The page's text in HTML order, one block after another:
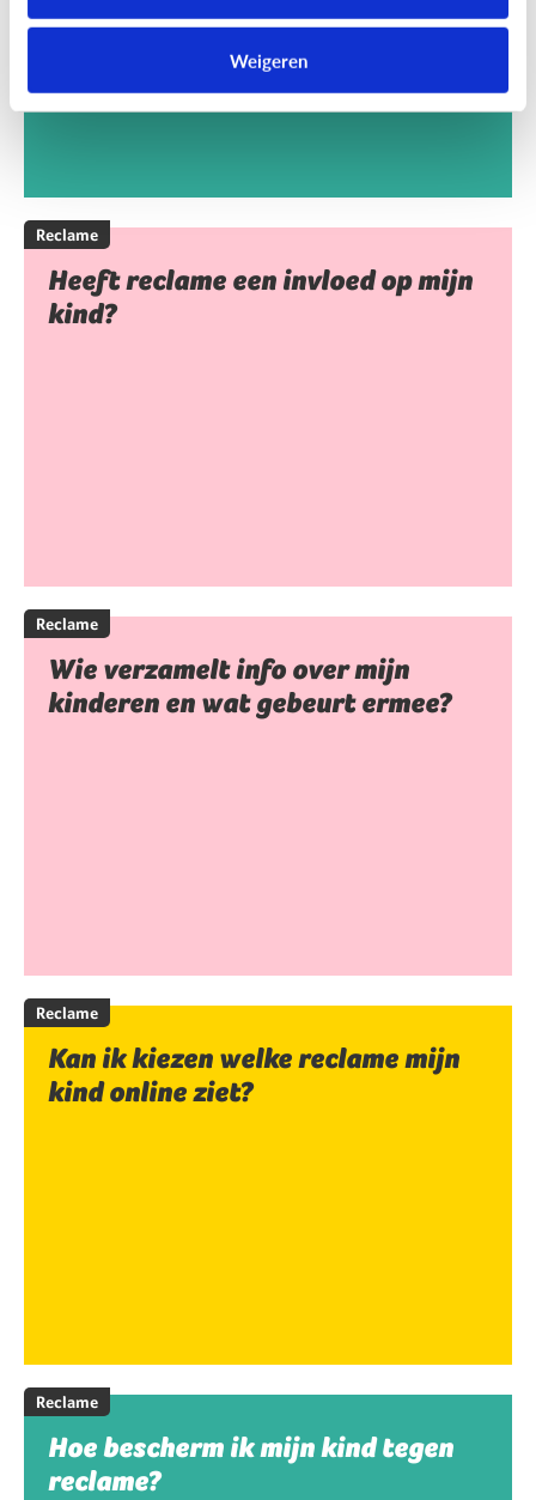
Weigeren
Reclame
Heeft reclame een invloed op mijn
kind?
Reclame
Wie verzamelt info over mijn
kinderen en wat gebeurt ermee?
Reclame
Kan ik kiezen welke reclame mijn
kind online ziet?
Reclame
Hoe bescherm ik mijn kind tegen
reclame?